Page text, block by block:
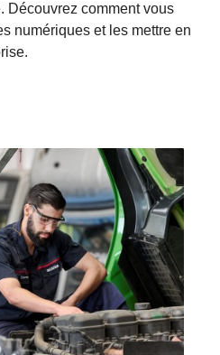
Découvrez comment vous
numériques et les mettre en